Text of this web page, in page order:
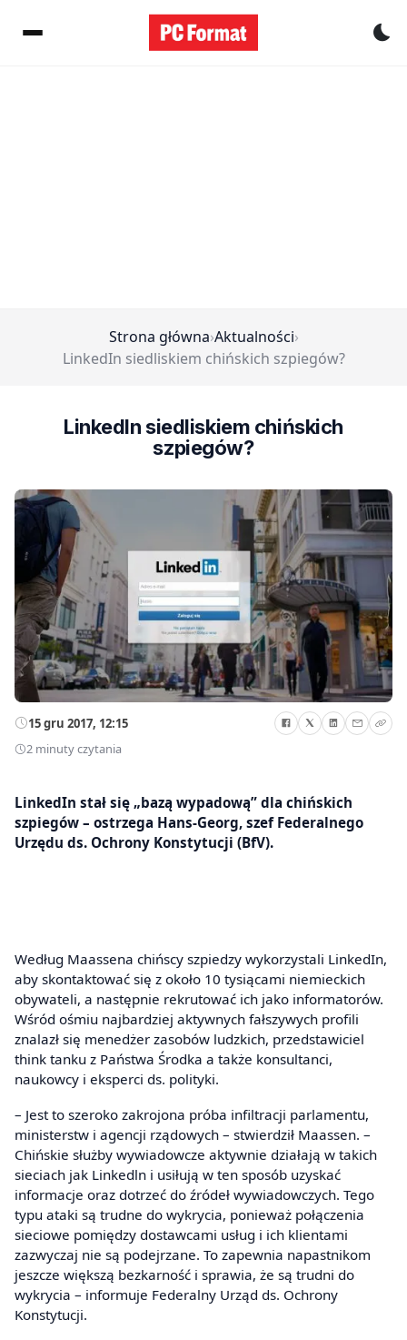
Strona główna›Aktualności›
LinkedIn siedliskiem chińskich szpiegów?
LinkedIn siedliskiem chińskich
szpiegów?
15 gru 2017, 12:15
2 minuty czytania
LinkedIn stał się „bazą wypadową” dla chińskich
szpiegów – ostrzega Hans-Georg, szef Federalnego
Urzędu ds. Ochrony Konstytucji (BfV).
Według Maassena chińscy szpiedzy wykorzystali LinkedIn,
aby skontaktować się z około 10 tysiącami niemieckich
obywateli, a następnie rekrutować ich jako informatorów.
Wśród ośmiu najbardziej aktywnych fałszywych profili
znalazł się menedżer zasobów ludzkich, przedstawiciel
think tanku z Państwa Środka a także konsultanci,
naukowcy i eksperci ds. polityki.
– Jest to szeroko zakrojona próba infiltracji parlamentu,
ministerstw i agencji rządowych – stwierdził Maassen. –
Chińskie służby wywiadowcze aktywnie działają w takich
sieciach jak Linkedln i usiłują w ten sposób uzyskać
informacje oraz dotrzeć do źródeł wywiadowczych. Tego
typu ataki są trudne do wykrycia, ponieważ połączenia
sieciowe pomiędzy dostawcami usług i ich klientami
zazwyczaj nie są podejrzane. To zapewnia napastnikom
jeszcze większą bezkarność i sprawia, że są trudni do
wykrycia – informuje Federalny Urząd ds. Ochrony
Konstytucji.